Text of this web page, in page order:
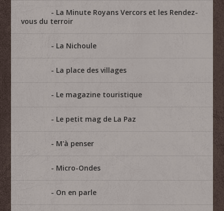
La Minute Royans Vercors et les Rendez-
vous du terroir
La Nichoule
La place des villages
Le magazine touristique
Le petit mag de La Paz
M'à penser
Micro-Ondes
On en parle